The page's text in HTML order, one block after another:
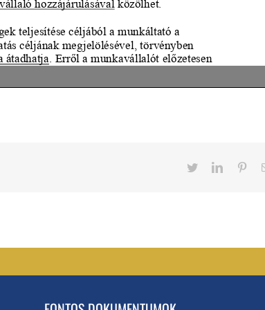
TwitterLinkedIn